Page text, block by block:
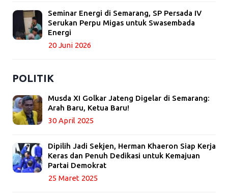
Seminar Energi di Semarang, SP Persada IV
Serukan Perpu Migas untuk Swasembada
Energi
20 Juni 2026
POLITIK
Musda XI Golkar Jateng Digelar di Semarang:
Arah Baru, Ketua Baru!
30 April 2025
Dipilih Jadi Sekjen, Herman Khaeron Siap Kerja
Keras dan Penuh Dedikasi untuk Kemajuan
Partai Demokrat
25 Maret 2025